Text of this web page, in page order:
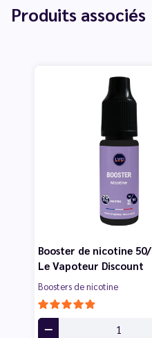
Produits associés
Booster de nicotine
Le Vapoteur Discount
Boosters de nicotine